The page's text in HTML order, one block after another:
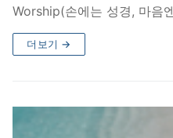
Worship(손에는 성경, 마음
더보기 →